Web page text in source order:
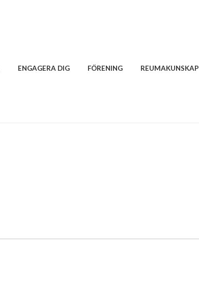
ENGAGERA DIG FÖRENING REUMAKUNSKAP